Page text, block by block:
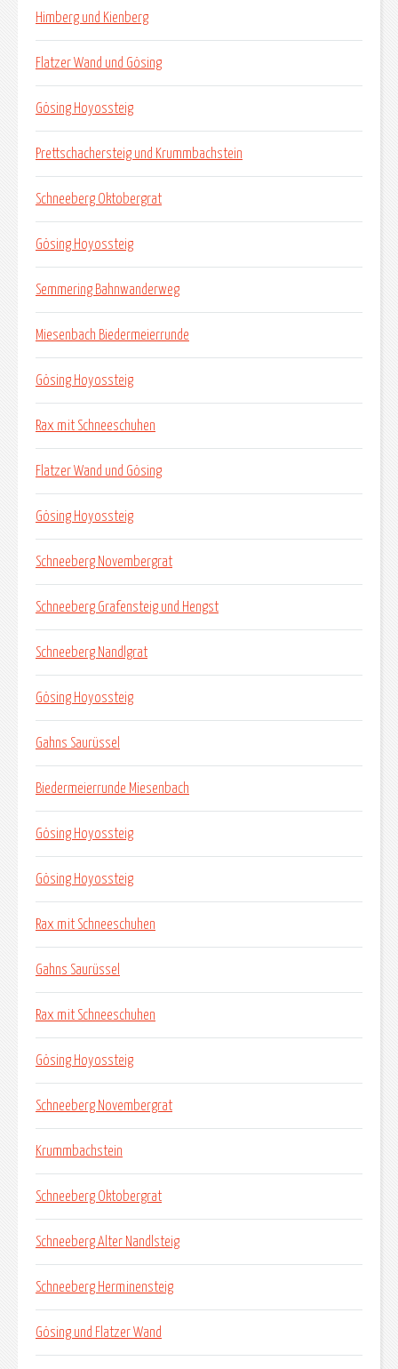
Himberg und Kienberg
Flatzer Wand und Gösing
Gösing Hoyossteig
Prettschachersteig und Krummbachstein
Schneeberg Oktobergrat
Gösing Hoyossteig
Semmering Bahnwanderweg
Miesenbach Biedermeierrunde
Gösing Hoyossteig
Rax mit Schneeschuhen
Flatzer Wand und Gösing
Gösing Hoyossteig
Schneeberg Novembergrat
Schneeberg Grafensteig und Hengst
Schneeberg Nandlgrat
Gösing Hoyossteig
Gahns Saurüssel
Biedermeierrunde Miesenbach
Gösing Hoyossteig
Gösing Hoyossteig
Rax mit Schneeschuhen
Gahns Saurüssel
Rax mit Schneeschuhen
Gösing Hoyossteig
Schneeberg Novembergrat
Krummbachstein
Schneeberg Oktobergrat
Schneeberg Alter Nandlsteig
Schneeberg Herminensteig
Gösing und Flatzer Wand